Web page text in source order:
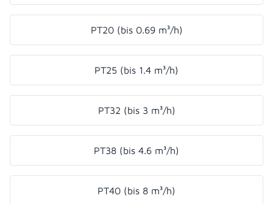
PT20 (bis 0.69 m³/h)
PT25 (bis 1.4 m³/h)
PT32 (bis 3 m³/h)
PT38 (bis 4.6 m³/h)
PT40 (bis 8 m³/h)